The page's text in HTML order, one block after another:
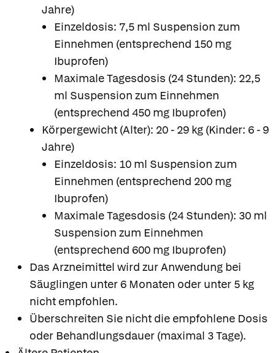
Jahre)
Einzeldosis: 7,5 ml Suspension zum
Einnehmen (entsprechend 150 mg
Ibuprofen)
Maximale Tagesdosis (24 Stunden): 22,5
ml Suspension zum Einnehmen
(entsprechend 450 mg Ibuprofen)
Körpergewicht (Alter): 20 - 29 kg (Kinder: 6 - 9
Jahre)
Einzeldosis: 10 ml Suspension zum
Einnehmen (entsprechend 200 mg
Ibuprofen)
Maximale Tagesdosis (24 Stunden): 30 ml
Suspension zum Einnehmen
(entsprechend 600 mg Ibuprofen)
Das Arzneimittel wird zur Anwendung bei
Säuglingen unter 6 Monaten oder unter 5 kg
nicht empfohlen.
Überschreiten Sie nicht die empfohlene Dosis
oder Behandlungsdauer (maximal 3 Tage).